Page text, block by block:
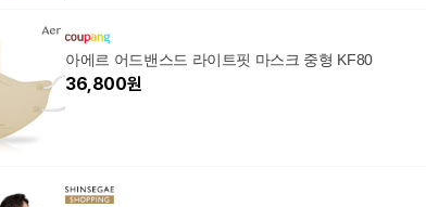
아에르 어드밴스드 라이트핏 마스크 중형 KF80
36,800원